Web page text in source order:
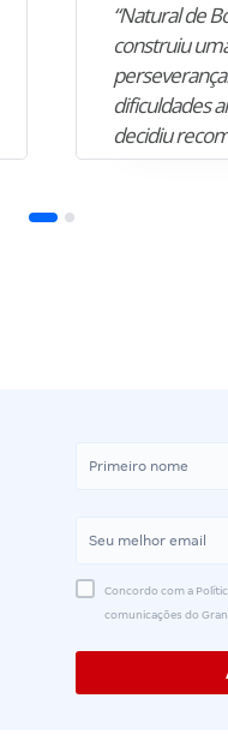
“Natural de
construiu
dificuldades
decidiu
Concordo com a
comunicações do